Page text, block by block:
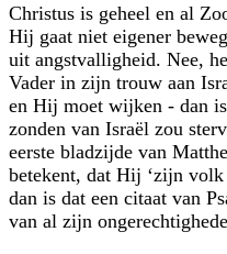
Christus is geheel en al
Hij gaat niet eigener
uit angstvalligheid. Nee,
Vader in zijn trouw aan
en Hij moet wijken - dan
zonden van Israël zou
eerste bladzijde van
betekent, dat Hij ‘zijn volk
dan is dat een citaat van
van al zijn